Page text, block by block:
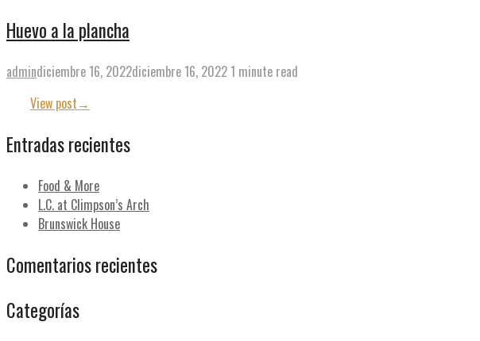
Huevo a la plancha
admindiciembre 16, 2022diciembre 16, 2022 1 minute read
View post→
Entradas recientes
Food & More
L.C. at Climpson’s Arch
Brunswick House
Comentarios recientes
Categorías